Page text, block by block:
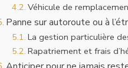
Véhicule de
Panne sur autoroute ou à
La gestion particulière
Rapatriement et frais